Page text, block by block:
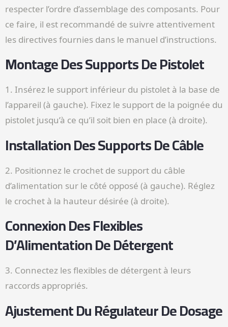
respecter l’ordre d’assemblage des composants. Pour
ce faire, il est recommandé de suivre attentivement
les directives fournies dans le manuel d’instructions.
Montage Des Supports De Pistolet
1. Insérez le support inférieur du pistolet à la base de
l’appareil (à gauche). Fixez le support de la poignée du
pistolet jusqu’à ce qu’il soit bien en place (à droite).
Installation Des Supports De Câble
2. Positionnez le crochet de support du câble
d’alimentation sur le côté opposé (à gauche). Réglez
le crochet à la hauteur désirée (à droite).
Connexion Des Flexibles
D’Alimentation De Détergent
3. Connectez les flexibles de détergent à leurs
raccords appropriés.
Ajustement Du Régulateur De Dosage